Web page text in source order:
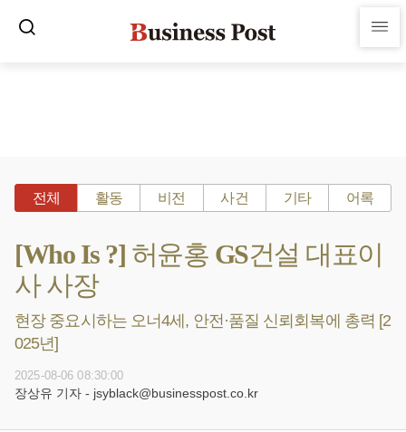
전체 활동 비전 사건 기타 어록
[Who Is ?] 허윤홍 GS건설 대표이
사 사장
현장 중요시하는 오너4세, 안전·품질 신뢰회복에 총력 [2
025년]
2025-08-06 08:30:00
장상유 기자 - jsyblack@businesspost.co.kr